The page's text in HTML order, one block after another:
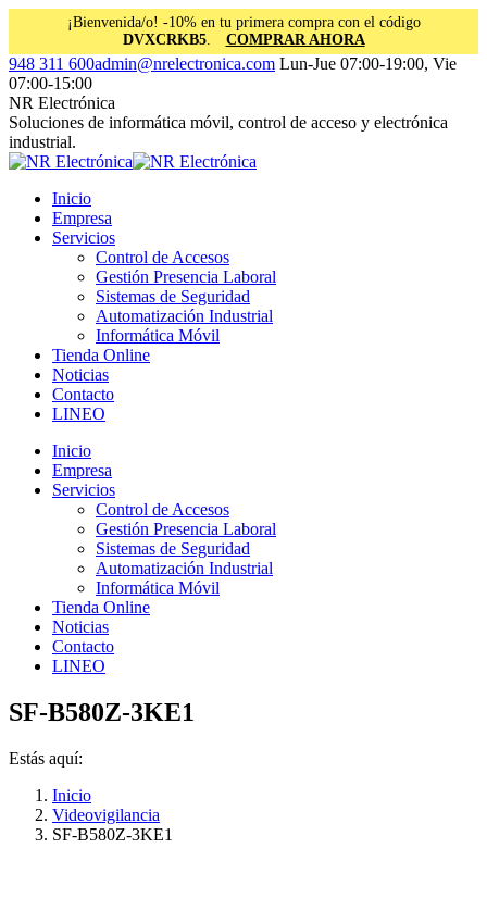
¡Bienvenida/o! -10% en tu primera compra con el código
DVXCRKB5. COMPRAR AHORA
Saltar
al
contenido
Facebook
page
opens
in
new
window
Instagram
page
opens
in
new
window
Linkedin
page
opens
in
new
window
948 311 600admin@nrelectronica.com Lun-Jue 07:00-19:00, Vie
07:00-15:00
NR Electrónica
Soluciones de informática móvil, control de acceso y electrónica
industrial.
Inicio
Empresa
Servicios
Control de Accesos
Gestión Presencia Laboral
Sistemas de Seguridad
Automatización Industrial
Informática Móvil
Tienda Online
Noticias
Contacto
LINEO
Inicio
Empresa
Servicios
Control de Accesos
Gestión Presencia Laboral
Sistemas de Seguridad
Automatización Industrial
Informática Móvil
Tienda Online
Noticias
Contacto
LINEO
SF-B580Z-3KE1
Estás aquí:
Inicio
Videovigilancia
SF-B580Z-3KE1